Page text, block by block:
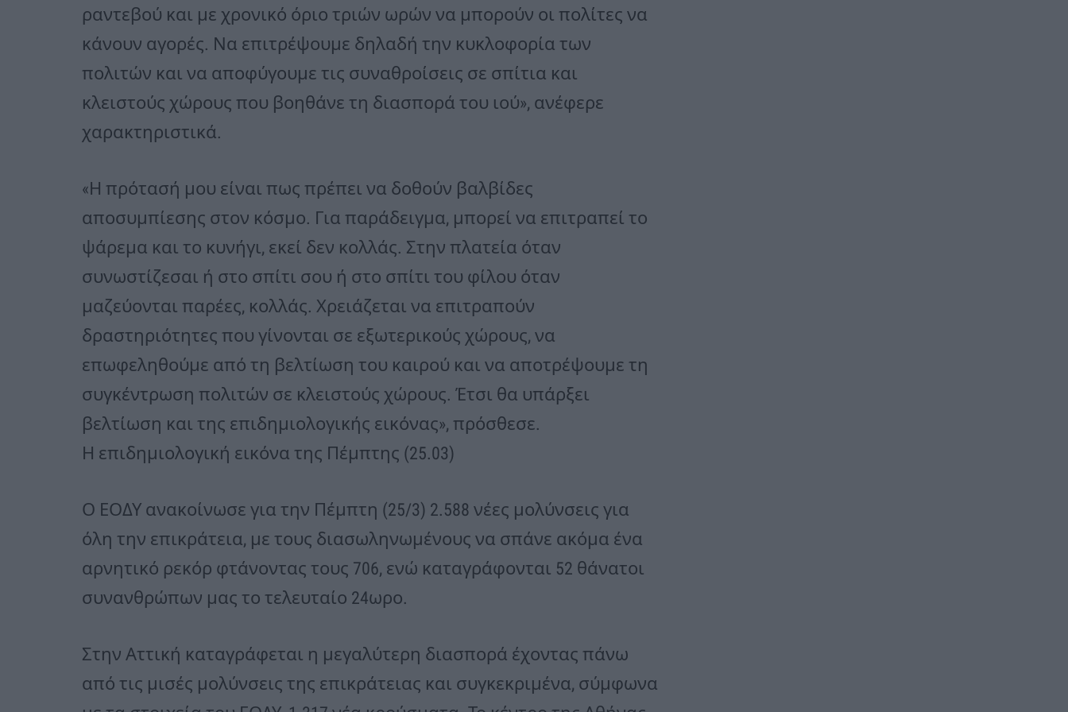
ραντεβού και με χρονικό όριο τριών ωρών να μπορούν οι πολίτες να
κάνουν αγορές. Να επιτρέψουμε δηλαδή την κυκλοφορία των
πολιτών και να αποφύγουμε τις συναθροίσεις σε σπίτια και
κλειστούς χώρους που βοηθάνε τη διασπορά του ιού», ανέφερε
χαρακτηριστικά.
«Η πρότασή μου είναι πως πρέπει να δοθούν βαλβίδες
αποσυμπίεσης στον κόσμο. Για παράδειγμα, μπορεί να επιτραπεί το
ψάρεμα και το κυνήγι, εκεί δεν κολλάς. Στην πλατεία όταν
συνωστίζεσαι ή στο σπίτι σου ή στο σπίτι του φίλου όταν
μαζεύονται παρέες, κολλάς. Χρειάζεται να επιτραπούν
δραστηριότητες που γίνονται σε εξωτερικούς χώρους, να
επωφεληθούμε από τη βελτίωση του καιρού και να αποτρέψουμε τη
συγκέντρωση πολιτών σε κλειστούς χώρους. Έτσι θα υπάρξει
βελτίωση και της επιδημιολογικής εικόνας», πρόσθεσε.
Η επιδημιολογική εικόνα της Πέμπτης (25.03)
Ο ΕΟΔΥ ανακοίνωσε για την Πέμπτη (25/3) 2.588 νέες μολύνσεις για
όλη την επικράτεια, με τους διασωληνωμένους να σπάνε ακόμα ένα
αρνητικό ρεκόρ φτάνοντας τους 706, ενώ καταγράφονται 52 θάνατοι
συνανθρώπων μας το τελευταίο 24ωρο.
Στην Αττική καταγράφεται η μεγαλύτερη διασπορά έχοντας πάνω
από τις μισές μολύνσεις της επικράτειας και συγκεκριμένα, σύμφωνα